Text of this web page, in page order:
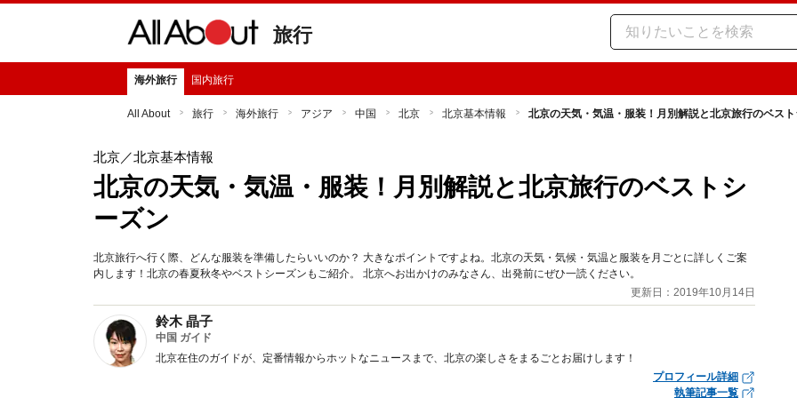
旅行
海外旅行 国内旅行
All About 旅行 海外旅行 アジア 中国 北京 北京基本情報 北京の天気・気温・服装！月別解説と北京旅行のベス
北京／北京基本情報
北京の天気・気温・服装！月別解説と北京旅行のベストシ
ーズン
北京旅行へ行く際、どんな服装を準備したらいいのか？ 大きなポイントですよね。北京の天気・気候・気温と服装を月ごとに詳しくご案
内します！北京の春夏秋冬やベストシーズンもご紹介。 北京へお出かけのみなさん、出発前にぜひ一読ください。
更新日：2019年10月14日
鈴木 晶子
中国 ガイド
北京在住のガイドが、定番情報からホットなニュースまで、北京の楽しさをまるごとお届けします！
プロフィール詳細
執筆記事一覧